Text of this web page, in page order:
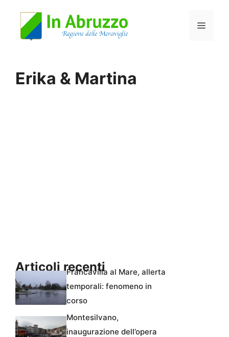
Menu
Erika & Martina
Articoli recentiFrancavilla al Mare, allerta
temporali: fenomeno in
corso
Montesilvano,
inaugurazione dell’opera